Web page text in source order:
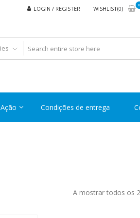
LOGIN / REGISTER WISHLIST(0)
0
Ação Condições de entrega
A mostrar todos os